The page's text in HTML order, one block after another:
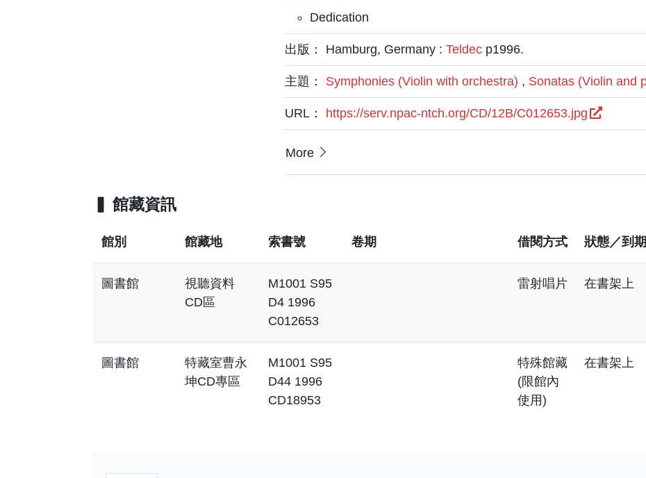
Dedication
出版： Hamburg, Germany : Teldecp1996.
主題： Symphonies (Violin with orchestra) , Sonatas (Violin and
URL： https://serv.npac-ntch.org/CD/12B/C012653.jpg
More
館藏資訊
館別 館藏地 索書號 卷期 借閱方式 狀態／到
圖書館
視聽資料
CD區
M1001 S95
D4 1996
C012653
雷射唱片 在書架上
圖書館
特藏室曹永
坤CD專區
M1001 S95
D44 1996
CD18953
特殊館藏
(限館內
使用)
在書架上